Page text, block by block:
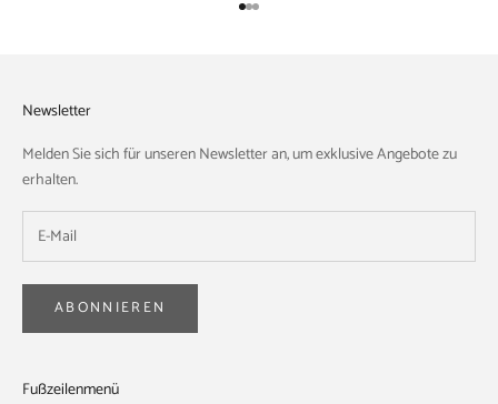
Gehe zu Element 1
Gehe zu Element 2
Gehe zu Element 3
Newsletter
Melden Sie sich für unseren Newsletter an, um exklusive Angebote zu
erhalten.
ABONNIEREN
Fußzeilenmenü